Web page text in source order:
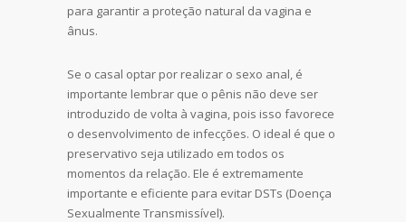
para garantir a proteção natural da vagina e
ânus.
Se o casal optar por realizar o sexo anal, é
importante lembrar que o pênis não deve ser
introduzido de volta à vagina, pois isso favorece
o desenvolvimento de infecções. O ideal é que o
preservativo seja utilizado em todos os
momentos da relação. Ele é extremamente
importante e eficiente para evitar DSTs (Doença
Sexualmente Transmissível).